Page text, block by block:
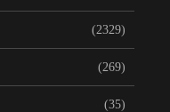
(2329)
(269)
(35)